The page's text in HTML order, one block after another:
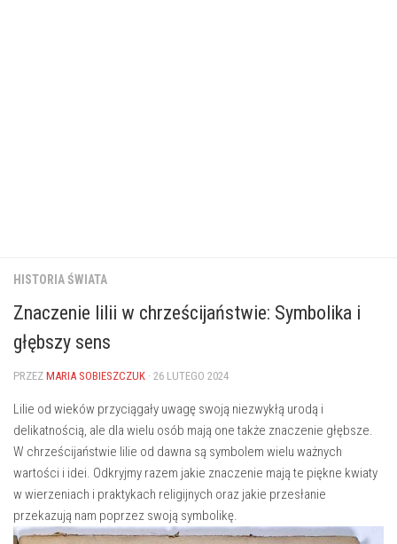
HISTORIA ŚWIATA
Znaczenie lilii w chrześcijaństwie: Symbolika i
głębszy sens
PRZEZ MARIA SOBIESZCZUK · 26 LUTEGO 2024
Lilie od wieków ‍przyciągały uwagę swoją niezwykłą urodą ‍i
delikatnością, ‍ale dla wielu osób mają one ⁣także znaczenie głębsze.
W chrześcijaństwie lilie​ od dawna są ⁤symbolem wielu ważnych
wartości i idei.⁢ Odkryjmy⁣ razem jakie znaczenie mają te⁤ piękne⁢ kwiaty
w wierzeniach i⁢ praktykach religijnych oraz jakie przesłanie
przekazują nam poprzez swoją symbolikę.